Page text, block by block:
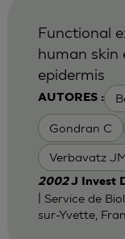
AUTORES :
Gondran C
Verbavatz
Functional
human skin
epidermis
2002J Invest
| Service de
sur-Yvette,